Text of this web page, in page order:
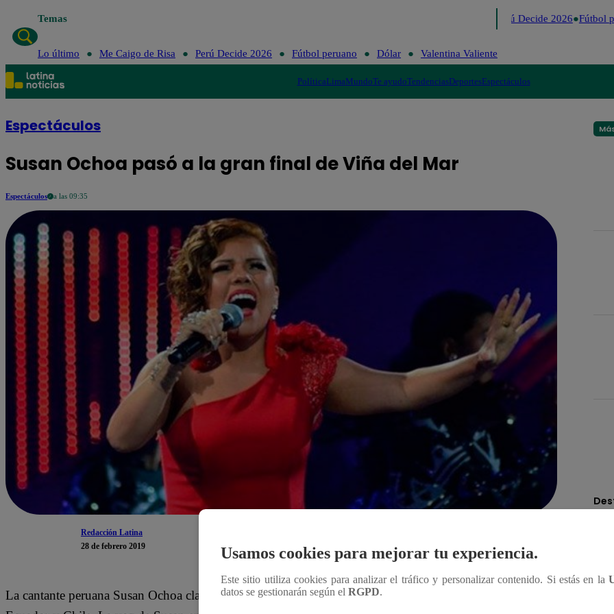
Temas Perú Decide 2026 Fútbol
Lo último Me Caigo de Risa Perú Decide 2026 Fútbol peruano Dólar Valentina Valiente
PolíticaLimaMundoTe ayudoTendenciasDeportesEspectáculos
Espectáculos
Susan Ochoa pasó a la gran final de Viña del Mar
Espectáculos a las 09:35
Redacción Latina
28 de febrero 2019
La cantante peruana Susan Ochoa clasificó a la gran final de Viña del Mar 2019 junto a los representantes de
Usamos cookies para mejorar tu experiencia.
Este sitio utiliza cookies para analizar el tráfico y personalizar contenido. Si estás en la
datos se gestionarán según el RGPD.